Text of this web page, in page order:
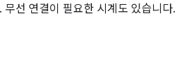
선 연결이 필요한 시계도 있습니다.